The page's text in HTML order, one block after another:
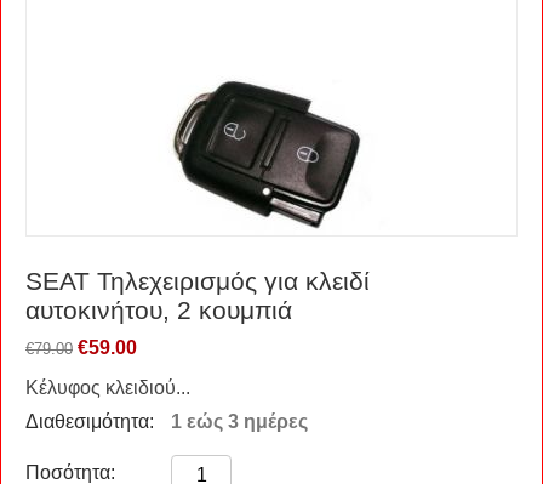
SEAT Τηλεχειρισμός για κλειδί
αυτοκινήτου, 2 κουμπιά
€79.00 €59.00
Κέλυφος κλειδιού...
Διαθεσιμότητα:
1 εώς 3 ημέρες
Ποσότητα: